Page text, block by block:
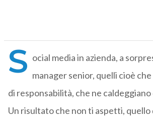
S ocial media in azienda, a
manager senior, quelli cioè
di responsabilità, che ne caldeggiano
Un risultato che non ti aspetti, quello